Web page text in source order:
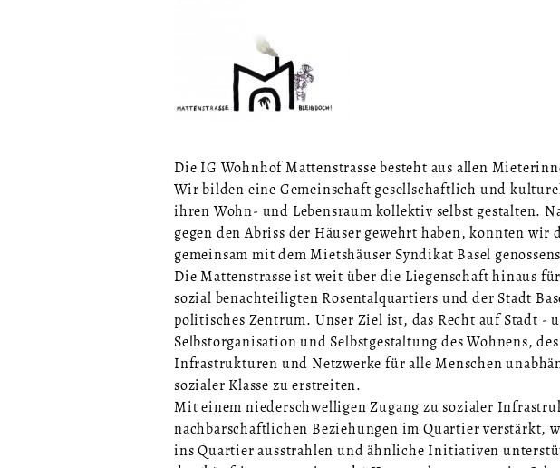
Die IG Wohnhof Mattenstrasse besteht aus allen
Wir bilden eine Gemeinschaft gesellschaftlich und
ihren Wohn- und Lebensraum kollektiv selbst gestalten.
gegen den Abriss der Häuser gewehrt haben, konnten wir
gemeinsam mit dem Mietshäuser Syndikat Basel
Die Mattenstrasse ist weit über die Liegenschaft hinaus
sozial benachteiligten Rosentalquartiers und der Stadt
politisches Zentrum. Unser Ziel ist, das Recht auf Stadt -
Selbstorganisation und Selbstgestaltung des Wohnens,
Infrastrukturen und Netzwerke für alle Menschen
sozialer Klasse zu erstreiten.
Mit einem niederschwelligen Zugang zu sozialer
nachbarschaftlichen Beziehungen im Quartier verstärkt,
ins Quartier ausstrahlen und ähnliche Initiativen